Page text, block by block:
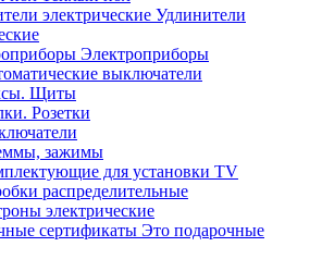
Удлинители
Электроприборы
выключатели
Щиты
Розетки
зажимы
для установки TV
распределительные
электрические
Это подарочные